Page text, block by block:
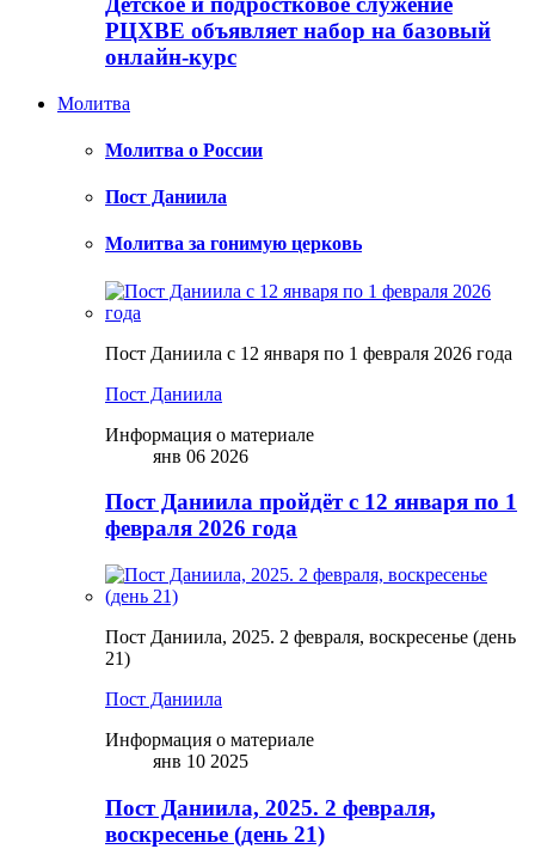
РЦХВЕ объявляет набор на базовый
онлайн-курс
Молитва
Молитва о России
Пост Даниила
Молитва за гонимую церковь
Пост Даниила с 12 января по 1 февраля 2026 года
Пост Даниила
Информация о материале
янв 06 2026
Пост Даниила пройдёт с 12 января по 1
февраля 2026 года
Пост Даниила, 2025. 2 февраля, воскресенье (день
21)
Пост Даниила
Информация о материале
янв 10 2025
Пост Даниила, 2025. 2 февраля,
воскресенье (день 21)